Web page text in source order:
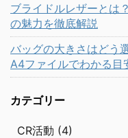
ブライドルレザーとは
の魅力を徹底解説
バッグの大きさはどう
A4ファイルでわかる目
カテゴリー
CR活動 (4)